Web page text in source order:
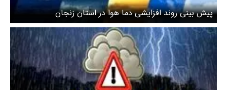
پیش بینی روند افزایشی دما هوا در استان زنجان